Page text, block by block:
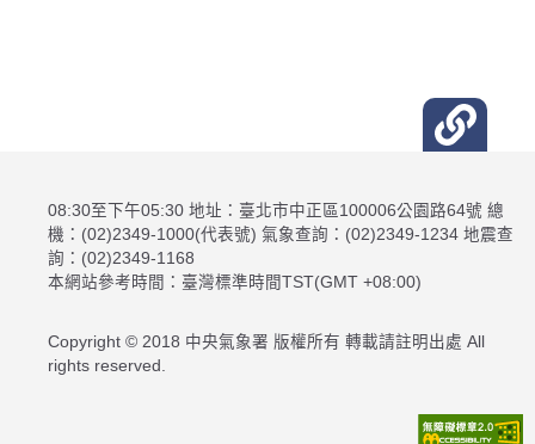
08:30至下午05:30 地址：臺北市中正區100006公園路64號 總
機：(02)2349-1000(代表號) 氣象查詢：(02)2349-1234 地震查
詢：(02)2349-1168
本網站參考時間：臺灣標準時間TST(GMT +08:00)
Copyright © 2018 中央氣象署 版權所有 轉載請註明出處 All
rights reserved.